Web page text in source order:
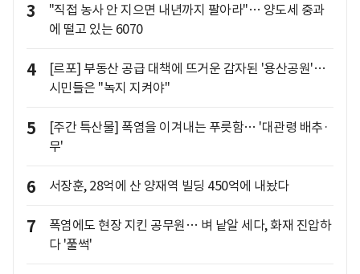
3
"직접 농사 안 지으면 내년까지 팔아라"… 양도세 중과
에 떨고 있는 6070
4
[르포] 부동산 공급 대책에 뜨거운 감자된 '용산공원'…
시민들은 "녹지 지켜야"
5
[주간 특산물] 폭염을 이겨내는 푸릇함… '대관령 배추·
무'
6 서장훈, 28억에 산 양재역 빌딩 450억에 내놨다
7
폭염에도 현장 지킨 공무원… 벼 낱알 세다, 화재 진압하
다 '풀썩'